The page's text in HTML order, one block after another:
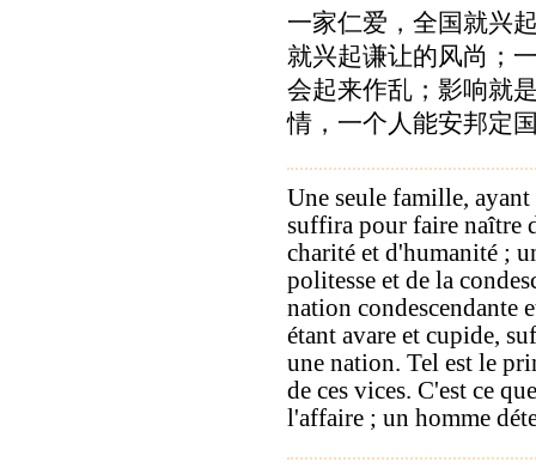
一家仁爱，全国就兴
就兴起谦让的风尚；
会起来作乱；影响就
情，一个人能安邦定
Une seule famille,
suffira pour faire naître
charité et d'humanité ;
politesse et de la
nation condescendante
étant avare et cupide,
une nation. Tel est le
de ces vices. C'est ce
l'affaire ; un homme